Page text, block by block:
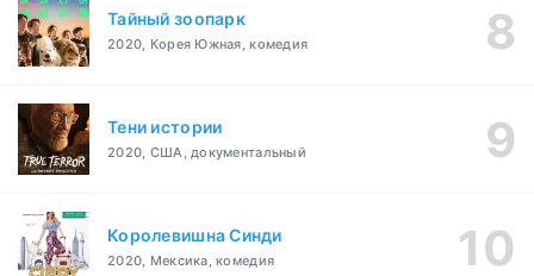
Тайный зоопарк
2020, Корея Южная, комедия
Тени истории
2020, США, документальный
Королевишна Синди
2020, Мексика, комедия